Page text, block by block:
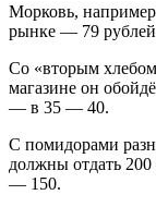
Морковь,
рынке — 79
Со «вторым
магазине он
— в 35 — 40.
С помидорами
должны отдать
— 150.